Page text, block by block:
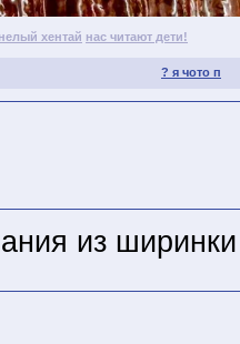
хентай нас читают дети!
? я чото п
из ширинки